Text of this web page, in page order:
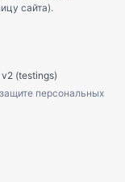
сайта).
(testings)
персональных